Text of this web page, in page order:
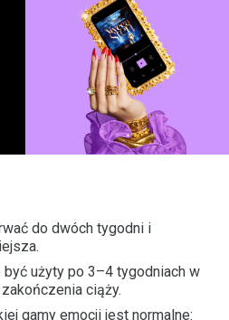
do dwóch tygodni i
użyty po 3–4 tygodniach w
ciąży.
gamy emocji jest normalne: